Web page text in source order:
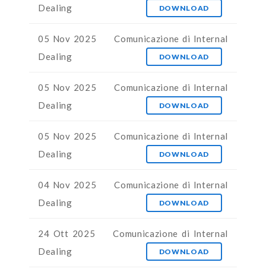
Dealing
DOWNLOAD
05 Nov 2025
Comunicazione di Internal
Dealing
DOWNLOAD
05 Nov 2025
Comunicazione di Internal
Dealing
DOWNLOAD
05 Nov 2025
Comunicazione di Internal
Dealing
DOWNLOAD
04 Nov 2025
Comunicazione di Internal
Dealing
DOWNLOAD
24 Ott 2025
Comunicazione di Internal
Dealing
DOWNLOAD